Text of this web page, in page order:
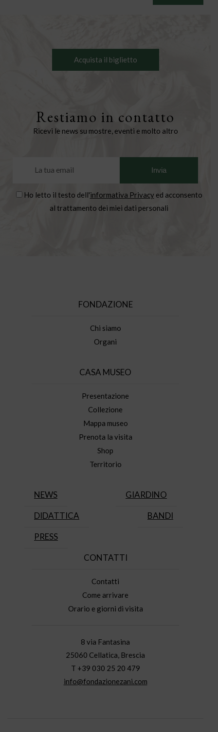
Acquista il biglietto
Restiamo in contatto
Ricevi le news su mostre, eventi e molto altro
Ho letto il testo dell'informativa Privacyed acconsento
al trattamento dei miei dati personali
FONDAZIONE
Chi siamo
Organi
CASA MUSEO
Presentazione
Collezione
Mappa museo
Prenota la visita
Shop
Territorio
NEWS GIARDINO
DIDATTICA BANDI
PRESS
CONTATTI
Contatti
Come arrivare
Orario e giorni di visita
8 via Fantasina
25060 Cellatica, Brescia
T +39 030 25 20 479
info@fondazionezani.com